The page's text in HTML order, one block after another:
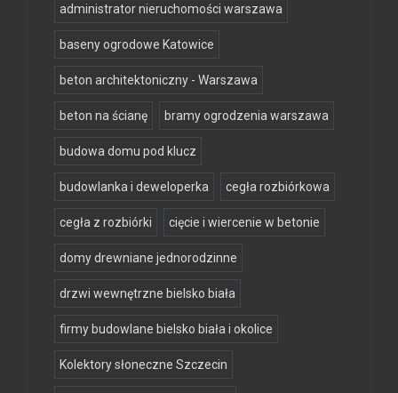
administrator nieruchomości warszawa
baseny ogrodowe Katowice
beton architektoniczny - Warszawa
beton na ścianę bramy ogrodzenia warszawa
budowa domu pod klucz
budowlanka i deweloperka cegła rozbiórkowa
cegła z rozbiórki cięcie i wiercenie w betonie
domy drewniane jednorodzinne
drzwi wewnętrzne bielsko biała
firmy budowlane bielsko biała i okolice
Kolektory słoneczne Szczecin